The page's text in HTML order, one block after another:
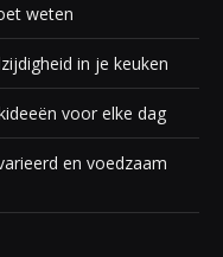
weten
in je keuken
voor elke dag
en voedzaam